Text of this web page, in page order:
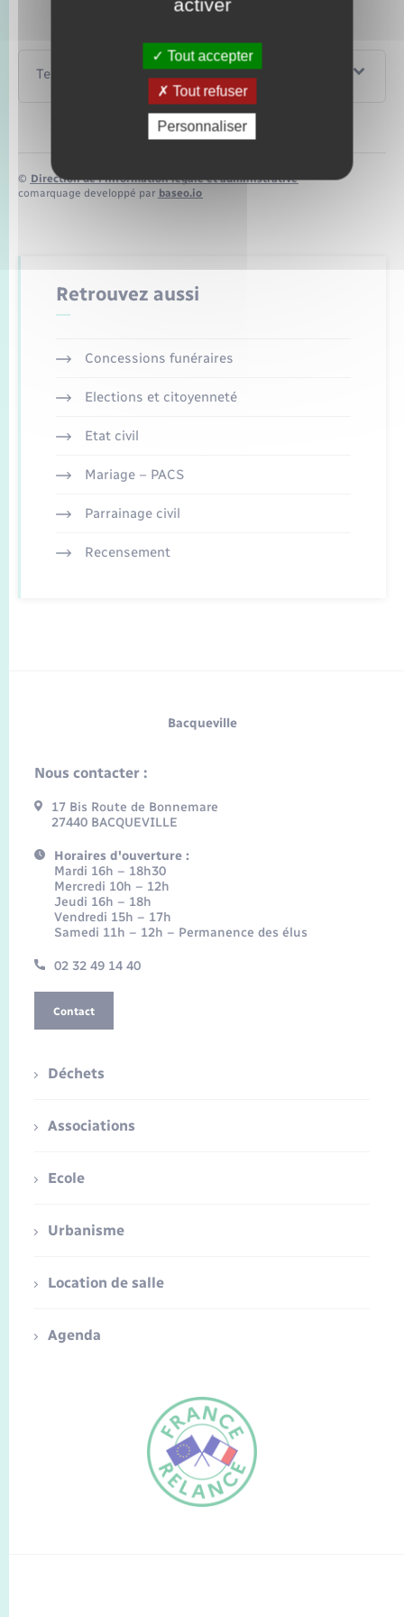
FR
Textes de référence
© Direction de l’information légale et administrative
comarquage developpé par baseo.io
Retrouvez aussi
Concessions funéraires
Elections et citoyenneté
Etat civil
Mariage – PACS
Parrainage civil
Recensement
Bacqueville
Nous contacter :
17 Bis Route de Bonnemare
27440 BACQUEVILLE
Horaires d'ouverture :
Mardi 16h – 18h30
Mercredi 10h – 12h
Jeudi 16h – 18h
Vendredi 15h – 17h
Samedi 11h – 12h – Permanence des élus
02 32 49 14 40
Contact
Déchets
Associations
Ecole
Urbanisme
Location de salle
Agenda
activer
Tout accepter
Tout refuser
Personnaliser